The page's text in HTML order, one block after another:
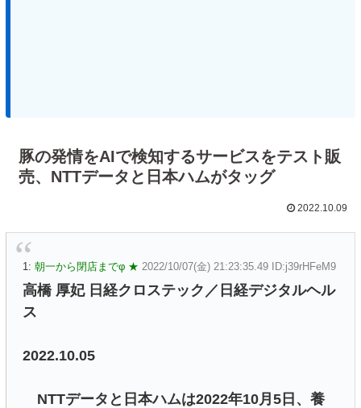
豚の発情をAIで検知するサービスをテスト販
売、NTTデータと日本ハムがタッグ
2022.10.09
1: 朝一から閉店までφ ★ 2022/10/07(金) 21:23:35.49 ID:j39rHFeM9
高橋 厚妃 日経クロステック／日経デジタルヘル
ス
2022.10.05
NTTデータと日本ハムは2022年10月5日、養